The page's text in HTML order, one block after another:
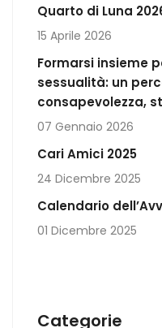
Quarto di Luna
15 Aprile 2026
Formarsi insieme
sessualità: un
consapevolezza,
07 Gennaio 2026
Cari Amici 2025
24 Dicembre 2025
Calendario
01 Dicembre 2025
Categorie